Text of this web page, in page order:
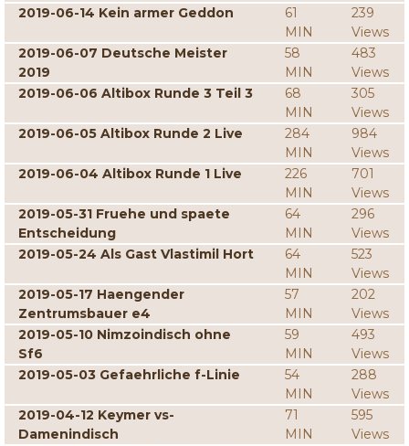
2019-06-14 Kein armer Geddon
61
MIN
239
Views
2019-06-07 Deutsche Meister
2019
58
MIN
483
Views
2019-06-06 Altibox Runde 3 Teil 3
68
MIN
305
Views
2019-06-05 Altibox Runde 2 Live
284
MIN
984
Views
2019-06-04 Altibox Runde 1 Live
226
MIN
701
Views
2019-05-31 Fruehe und spaete
Entscheidung
64
MIN
296
Views
2019-05-24 Als Gast Vlastimil Hort
64
MIN
523
Views
2019-05-17 Haengender
Zentrumsbauer e4
57
MIN
202
Views
2019-05-10 Nimzoindisch ohne
Sf6
59
MIN
493
Views
2019-05-03 Gefaehrliche f-Linie
54
MIN
288
Views
2019-04-12 Keymer vs-
Damenindisch
71
MIN
595
Views